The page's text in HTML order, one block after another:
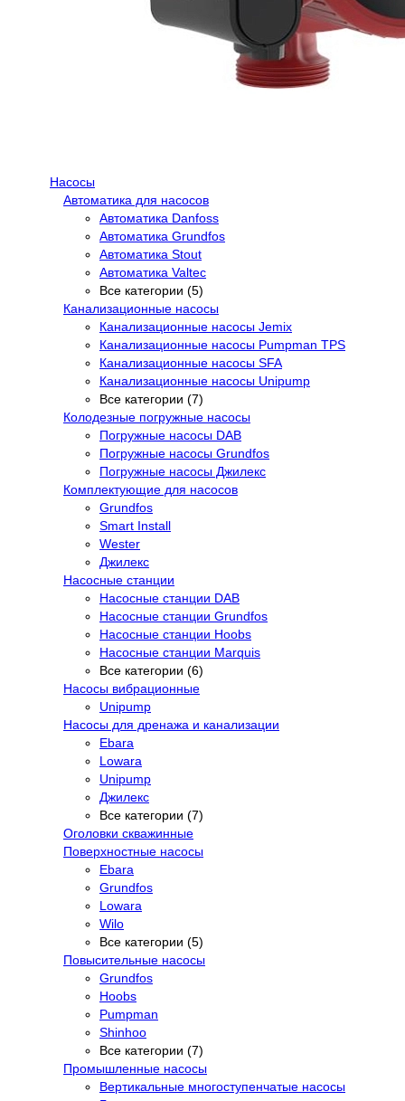
Насосы
Автоматика для насосов
Автоматика Danfoss
Автоматика Grundfos
Автоматика Stout
Автоматика Valtec
Все категории (5)
Канализационные насосы
Канализационные насосы Jemix
Канализационные насосы Pumpman TPS
Канализационные насосы SFA
Канализационные насосы Unipump
Все категории (7)
Колодезные погружные насосы
Погружные насосы DAB
Погружные насосы Grundfos
Погружные насосы Джилекс
Комплектующие для насосов
Grundfos
Smart Install
Wester
Джилекс
Насосные станции
Насосные станции DAB
Насосные станции Grundfos
Насосные станции Hoobs
Насосные станции Marquis
Все категории (6)
Насосы вибрационные
Unipump
Насосы для дренажа и канализации
Ebara
Lowara
Unipump
Джилекс
Все категории (7)
Оголовки скважинные
Поверхностные насосы
Ebara
Grundfos
Lowara
Wilo
Все категории (5)
Повысительные насосы
Grundfos
Hoobs
Pumpman
Shinhoo
Все категории (7)
Промышленные насосы
Вертикальные многоступенчатые насосы